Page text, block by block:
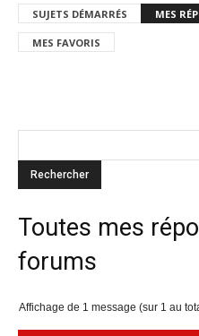
SUJETS DÉMARRÉS MES
MES FAVORIS
Toutes mes
forums
Affichage de 1 message (sur 1 au